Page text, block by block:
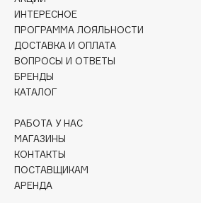
Collagenina
Consly
Corimo
CosRX
Cunzite
Curaprox
ИНТЕРЕСНОЕ
ПРОГРАММА ЛОЯЛЬНОСТИ
ДОСТАВКА И ОПЛАТА
ВОПРОСЫ И ОТВЕТЫ
БРЕНДЫ
КАТАЛОГ
РАБОТА У НАС
МАГАЗИНЫ
КОНТАКТЫ
ПОСТАВЩИКАМ
АРЕНДА